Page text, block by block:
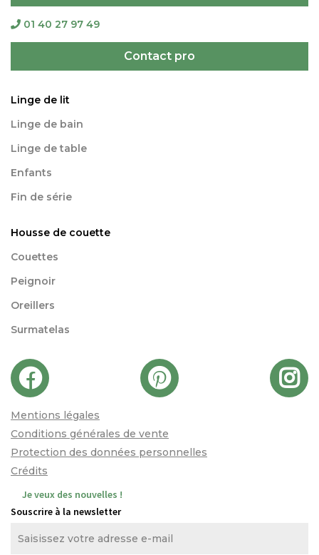
01 40 27 97 49
Contact pro
Linge de lit
Linge de bain
Linge de table
Enfants
Fin de série
Housse de couette
Couettes
Peignoir
Oreillers
Surmatelas
Mentions légales
Conditions générales de vente
Protection des données personnelles
Crédits
Je veux des nouvelles !
Souscrire à la newsletter